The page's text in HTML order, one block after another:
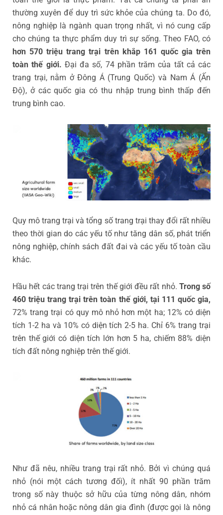
thường xuyên để duy trì sức khỏe của chúng ta. Do đó,
nông nghiệp là ngành quan trọng nhất, vì nó cung cấp
cho chúng ta thực phẩm duy trì sự sống. Theo FAO, có
hơn 570 triệu trang trại trên khắp 161 quốc gia trên
toàn thế giới. Đại đa số, 74 phần trăm của tất cả các
trang trại, nằm ở Đông Á (Trung Quốc) và Nam Á (Ấn
Độ), ở các quốc gia có thu nhập trung bình thấp đến
trung bình cao.
Quy mô trang trại và tổng số trang trại thay đổi rất nhiều
theo thời gian do các yếu tố như tăng dân số, phát triển
nông nghiệp, chính sách đất đai và các yếu tố toàn cầu
khác.
Hầu hết các trang trại trên thế giới đều rất nhỏ. Trong số
460 triệu trang trại trên toàn thế giới, tại 111 quốc gia,
72% trang trại có quy mô nhỏ hơn một ha; 12% có diện
tích 1-2 ha và 10% có diện tích 2-5 ha. Chỉ 6% trang trại
trên thế giới có diện tích lớn hơn 5 ha, chiếm 88% diện
tích đất nông nghiệp trên thế giới.
Như đã nêu, nhiều trang trại rất nhỏ. Bởi vì chúng quá
nhỏ (nói một cách tương đối), ít nhất 90 phần trăm
trong số này thuộc sở hữu của từng nông dân, nhóm
nhỏ cá nhân hoặc nông dân gia đình (được gọi là nông